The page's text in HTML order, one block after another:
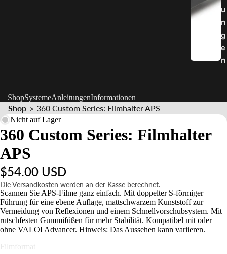
u
n
g
e
n
ShopSystemeAnleitungenInformationen
Shop > 360 Custom Series: Filmhalter APS
Nicht auf Lager
360 Custom Series: Filmhalter
APS
$54.00 USD
Die Versandkosten werden an der Kasse berechnet.
Scannen Sie APS-Filme ganz einfach. Mit doppelter S-förmiger
Führung für eine ebene Auflage, mattschwarzem Kunststoff zur
Vermeidung von Reflexionen und einem Schnellvorschubsystem. Mit
rutschfesten Gummifüßen für mehr Stabilität. Kompatibel mit oder
ohne VALOI Advancer. Hinweis: Das Aussehen kann variieren.
Filmformat